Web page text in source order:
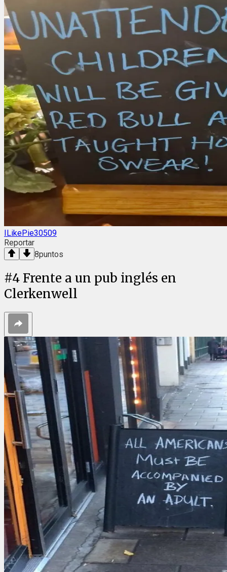
ILikePie30509
Reportar
8puntos
#4Frente a un pub inglés en
Clerkenwell